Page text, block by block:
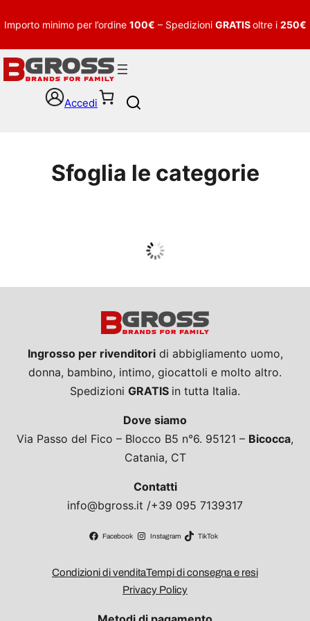
Importo minimo per l’ordine 100€ – Spedizioni GRATISoltre i 250€
Accedi
h
Sfoglia le categorie
Guarda tutto
Ingrosso per rivenditoridi abbigliamento uomo,
donna, bambino, intimo, giocattoli e molto altro.
Spedizioni GRATIS in tutta Italia.
Dove siamo
Via Passo del Fico – Blocco B5 n°6. 95121 – Bicocca,
Catania, CT
Contatti
info@bgross.it /+39 095 7139317
Facebook Instagram TikTok
Condizioni di venditaTempi di consegna e resi
Privacy Policy